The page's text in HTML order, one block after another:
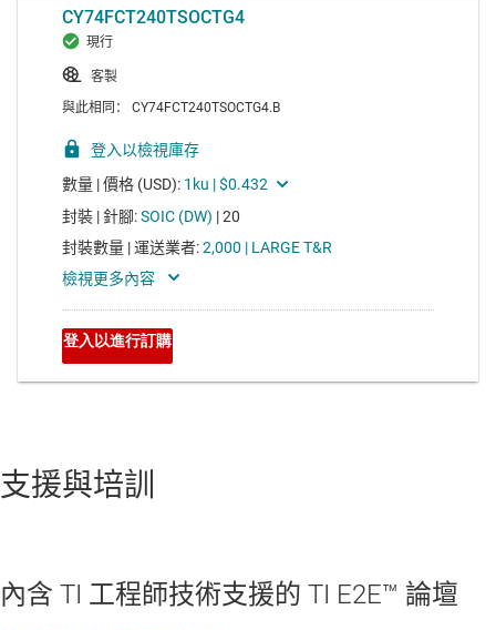
支援與培訓
內含 TI 工程師技術支援的 TI E2E™ 論壇